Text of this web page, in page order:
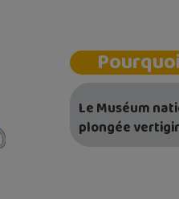
Le Muséum
plongée